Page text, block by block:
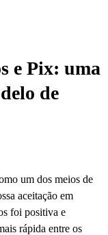
e Pix: uma
de
um dos meios de
aceitação em
foi positiva e
rápida entre os